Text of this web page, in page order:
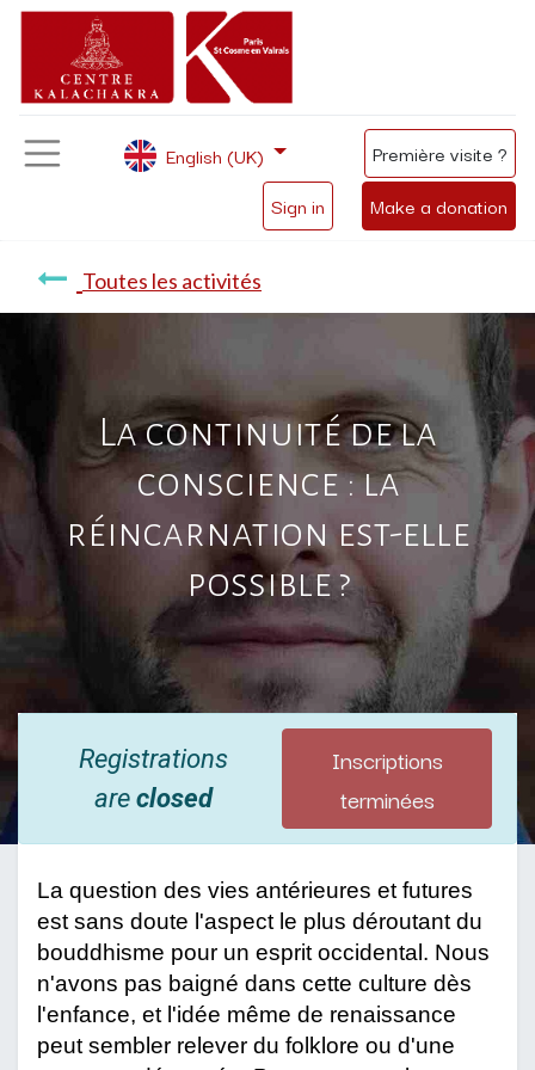
Sign in Make a donation
English (UK) Première visite ?
Toutes les activités
La continuité de la
conscience : la
réincarnation est-elle
possible ?
Registrations
areclosed
Inscriptions
terminées
La question des vies antérieures et futures
est sans doute l'aspect le plus déroutant du
bouddhisme pour un esprit occidental. Nous
n'avons pas baigné dans cette culture dès
l'enfance, et l'idée même de renaissance
peut sembler relever du folklore ou d'une